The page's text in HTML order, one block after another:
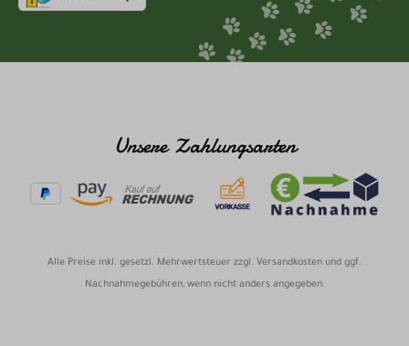
Unsere Zahlungsarten
Alle Preise inkl. gesetzl. Mehrwertsteuer zzgl. Versandkosten und ggf.
Nachnahmegebühren, wenn nicht anders angegeben.